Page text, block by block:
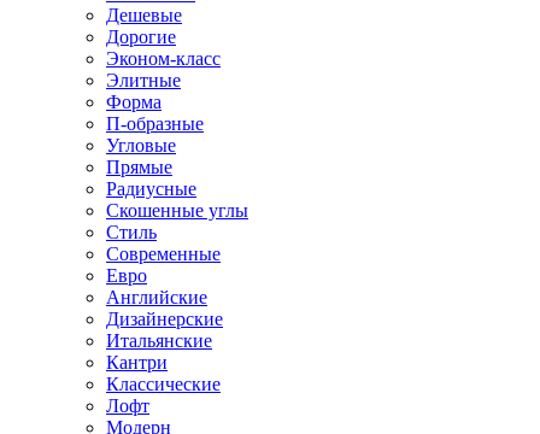
Дешевые
Дорогие
Эконом-класс
Элитные
Форма
П-образные
Угловые
Прямые
Радиусные
Скошенные углы
Стиль
Современные
Евро
Английские
Дизайнерские
Итальянские
Кантри
Классические
Лофт
Модерн